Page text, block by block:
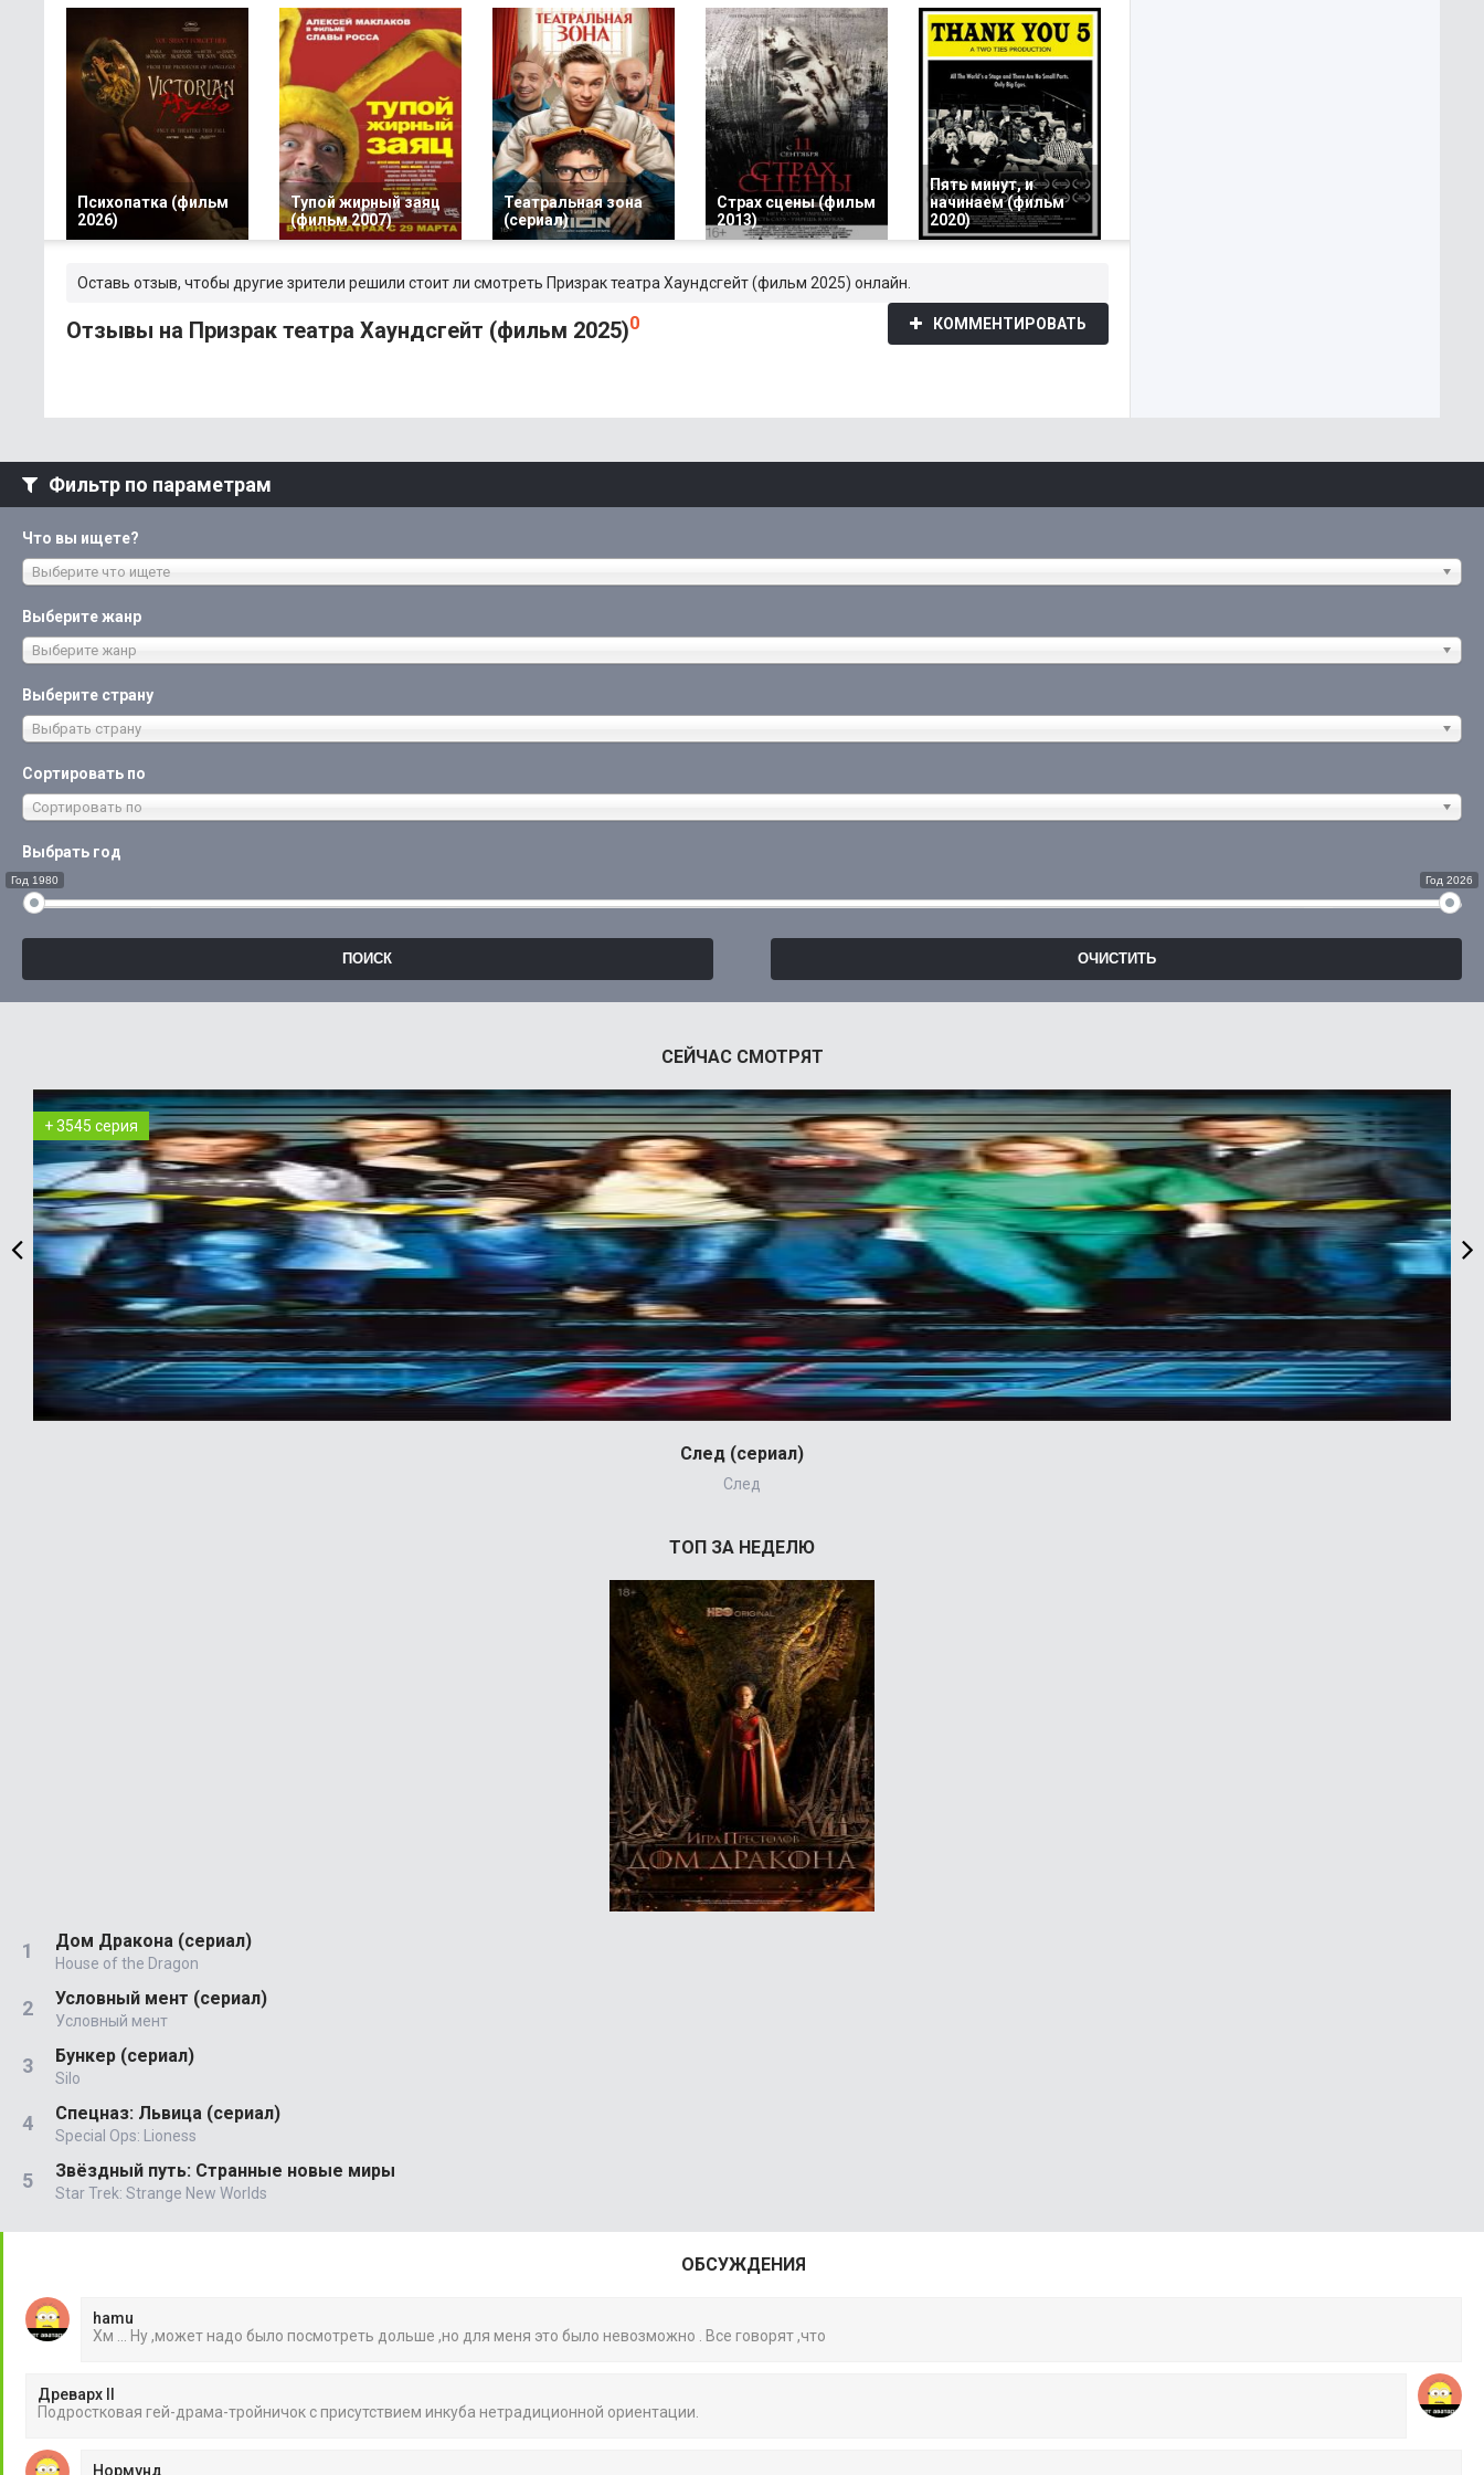
Психопатка (фильм
2026)
Тупой жирный заяц
(фильм 2007)
Театральная зона
(сериал)
Страх сцены (фильм
2013)
Пять минут, и
начинаем (фильм
2020)
Оставь отзыв, чтобы другие зрители решили стоит ли смотреть Призрак театра Хаундсгейт (фильм 2025) онлайн.
Отзывы на Призрак театра Хаундсгейт (фильм 2025)0 КОММЕНТИРОВАТЬ
Фильтр по параметрам
Что вы ищете?
Выберите что ищете
Выберите жанр
Выберите жанр
Выберите страну
Выбрать страну
Сортировать по
Сортировать по
Выбрать год
Год 1980 Год 2026
СЕЙЧАС СМОТРЯТ
+ 3545 серия
След (сериал)
След
ТОП ЗА НЕДЕЛЮ
Дом Дракона (сериал)
House of the Dragon
Условный мент (сериал)
Условный мент
Бункер (сериал)
Silo
Спецназ: Львица (сериал)
Special Ops: Lioness
Звёздный путь: Странные новые миры
Star Trek: Strange New Worlds
ОБСУЖДЕНИЯ
hamu
Хм ... Ну ,может надо было посмотреть дольше ,но для меня это было невозможно . Все говорят ,что
Древарх II
Подростковая гей-драма-тройничок с присутствием инкуба нетрадиционной ориентации.
Нормунд